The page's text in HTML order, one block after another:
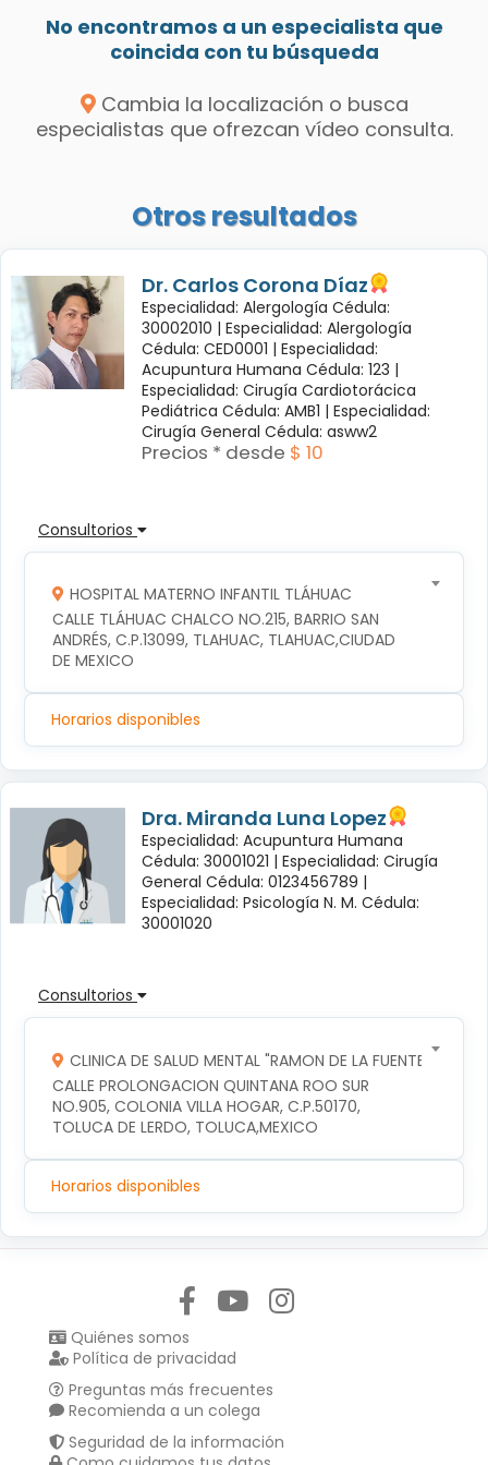
No encontramos a un especialista que
coincida con tu búsqueda
Cambia la localización o busca
especialistas que ofrezcan vídeo consulta.
Otros resultados
Dr. Carlos Corona Díaz
Especialidad: Alergología Cédula:
30002010 | Especialidad: Alergología
Cédula: CED0001 | Especialidad:
Acupuntura Humana Cédula: 123 |
Especialidad: Cirugía Cardiotorácica
Pediátrica Cédula: AMB1 | Especialidad:
Cirugía General Cédula: asww2
Precios * desde $ 10
Consultorios
HOSPITAL MATERNO INFANTIL TLÁHUAC
CALLE TLÁHUAC CHALCO NO.215, BARRIO SAN
ANDRÉS, C.P.13099, TLAHUAC, TLAHUAC,CIUDAD
DE MEXICO
Horarios disponibles
Dra. Miranda Luna Lopez
Especialidad: Acupuntura Humana
Cédula: 30001021 | Especialidad: Cirugía
General Cédula: 0123456789 |
Especialidad: Psicología N. M. Cédula:
30001020
Consultorios
CLINICA DE SALUD MENTAL "RAMON DE LA FUENTE"
CALLE PROLONGACION QUINTANA ROO SUR
NO.905, COLONIA VILLA HOGAR, C.P.50170,
TOLUCA DE LERDO, TOLUCA,MEXICO
Horarios disponibles
Quiénes somos
Política de privacidad
Preguntas más frecuentes
Recomienda a un colega
Seguridad de la información